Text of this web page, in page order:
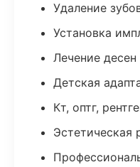
Удаление
Установка
Лечение
Детская
Кт, оптг,
Эстетическая